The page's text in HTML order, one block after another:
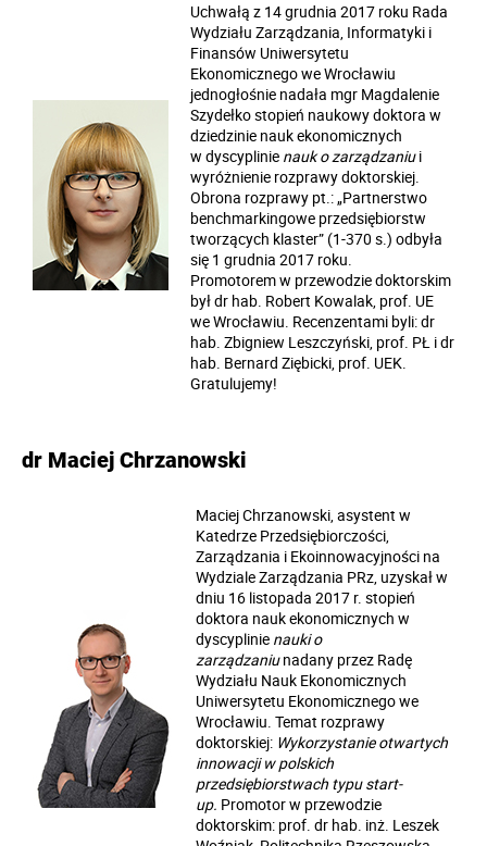
Uchwałą z 14 grudnia 2017 roku Rada
Wydziału Zarządzania, Informatyki i
Finansów Uniwersytetu
Ekonomicznego we Wrocławiu
jednogłośnie nadała mgr Magdalenie
Szydełko stopień naukowy doktora w
dziedzinie nauk ekonomicznych
w dyscyplinie nauk o zarządzaniui
wyróżnienie rozprawy doktorskiej.
Obrona rozprawy pt.: „Partnerstwo
benchmarkingowe przedsiębiorstw
tworzących klaster” (1-370 s.) odbyła
się 1 grudnia 2017 roku.
Promotorem w przewodzie doktorskim
był dr hab. Robert Kowalak, prof. UE
we Wrocławiu. Recenzentami byli: dr
hab. Zbigniew Leszczyński, prof. PŁ i dr
hab. Bernard Ziębicki, prof. UEK.
Gratulujemy!
dr Maciej Chrzanowski
Maciej Chrzanowski, asystent w
Katedrze Przedsiębiorczości,
Zarządzania i Ekoinnowacyjności na
Wydziale Zarządzania PRz, uzyskał w
dniu 16 listopada 2017 r. stopień
doktora nauk ekonomicznych w
dyscyplinie nauki o
zarządzaniu nadany przez Radę
Wydziału Nauk Ekonomicznych
Uniwersytetu Ekonomicznego we
Wrocławiu. Temat rozprawy
doktorskiej: Wykorzystanie otwartych
innowacji w polskich
przedsiębiorstwach typu start-
up. Promotor w przewodzie
doktorskim: prof. dr hab. inż. Leszek